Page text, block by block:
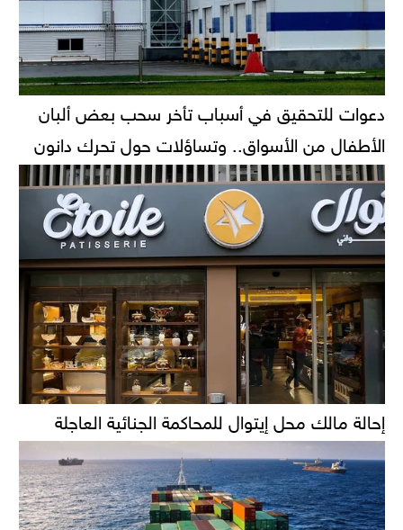
دعوات للتحقيق في أسباب تأخر سحب بعض ألبان
الأطفال من الأسواق.. وتساؤلات حول تحرك دانون
إحالة مالك محل إيتوال للمحاكمة الجنائية العاجلة